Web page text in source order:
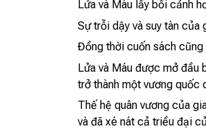
Lửa và Máu lấy bối cảnh
Sự trỗi dậy và suy tàn của
Đồng thời cuốn sách cũng
Lửa và Máu được mở đầu
trở thành một vương quốc
Thế hệ quân vương của
và đã xé nát cả triều đại